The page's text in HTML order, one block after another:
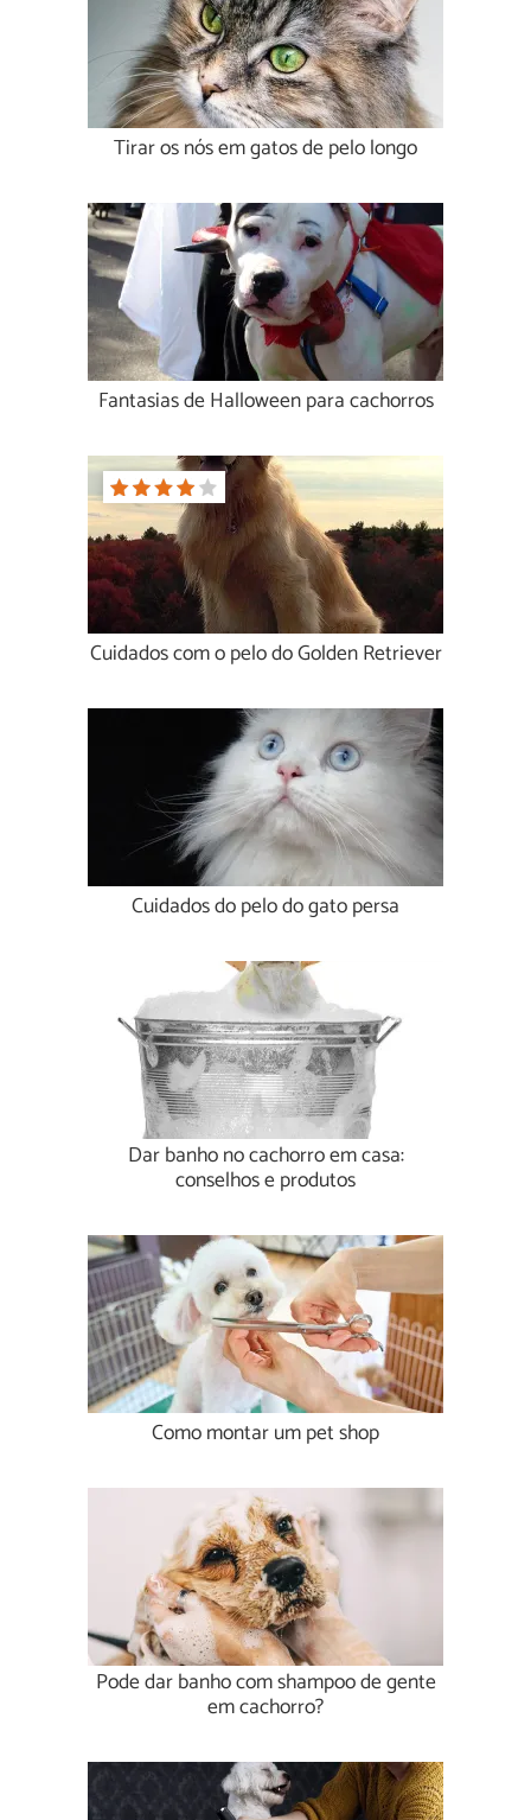
Tirar os nós em gatos de pelo longo
Fantasias de Halloween para cachorros
Cuidados com o pelo do Golden Retriever
Cuidados do pelo do gato persa
Dar banho no cachorro em casa:
conselhos e produtos
Como montar um pet shop
Pode dar banho com shampoo de gente
em cachorro?